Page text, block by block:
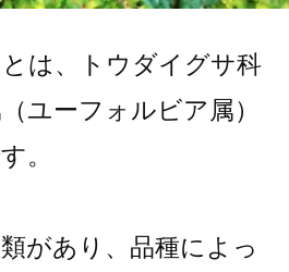
は、トウダイグサ科
ユーフォルビア属）
。
があり、品種によっ